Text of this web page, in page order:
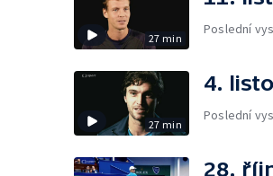
27 min
Poslední
27 min
4.
Poslední
28.